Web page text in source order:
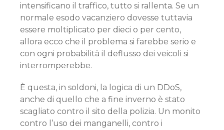
intensificano il traffico, tutto si rallenta. Se un
normale esodo vacanziero dovesse tuttavia
essere moltiplicato per dieci o per cento,
allora ecco che il problema si farebbe serio e
con ogni probabilità il deflusso dei veicoli si
interromperebbe.
È questa, in soldoni, la logica di un DDoS,
anche di quello che a fine inverno è stato
scagliato contro il sito della polizia. Un monito
contro l’uso dei manganelli, contro i